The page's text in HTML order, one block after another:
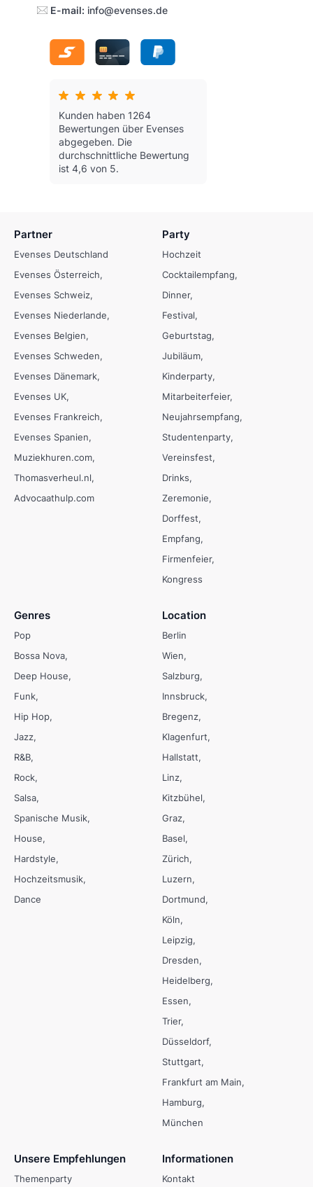
E-mail: info@evenses.de
Kunden haben 1264
Bewertungen über Evenses
abgegeben. Die
durchschnittliche Bewertung
ist 4,6 von 5.
Partner
Evenses Deutschland
Evenses Österreich
Evenses Schweiz
Evenses Niederlande
Evenses Belgien
Evenses Schweden
Evenses Dänemark
Evenses UK
Evenses Frankreich
Evenses Spanien
Muziekhuren.com
Thomasverheul.nl
Advocaathulp.com
Party
Hochzeit
Cocktailempfang
Dinner
Festival
Geburtstag
Jubiläum
Kinderparty
Mitarbeiterfeier
Neujahrsempfang
Studentenparty
Vereinsfest
Drinks
Zeremonie
Dorffest
Empfang
Firmenfeier
Kongress
Genres
Pop
Bossa Nova
Deep House
Funk
Hip Hop
Jazz
R&B
Rock
Salsa
Spanische Musik
House
Hardstyle
Hochzeitsmusik
Dance
Location
Berlin
Wien
Salzburg
Innsbruck
Bregenz
Klagenfurt
Hallstatt
Linz
Kitzbühel
Graz
Basel
Zürich
Luzern
Dortmund
Köln
Leipzig
Dresden
Heidelberg
Essen
Trier
Düsseldorf
Stuttgart
Frankfurt am Main
Hamburg
München
Unsere Empfehlungen
Themenparty
Informationen
Kontakt